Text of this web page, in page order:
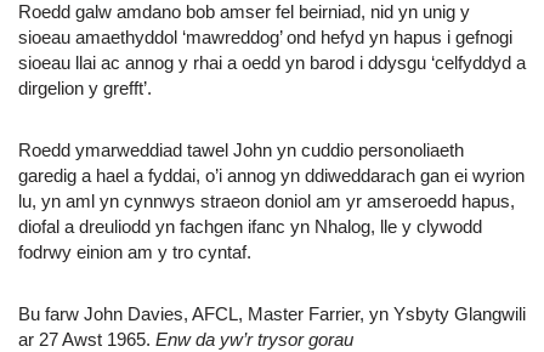
Roedd galw amdano bob amser fel beirniad, nid yn unig y
sioeau amaethyddol ‘mawreddog’ ond hefyd yn hapus i gefnogi
sioeau llai ac annog y rhai a oedd yn barod i ddysgu ‘celfyddyd a
dirgelion y grefft’.
Roedd ymarweddiad tawel John yn cuddio personoliaeth
garedig a hael a fyddai, o’i annog yn ddiweddarach gan ei wyrion
lu, yn aml yn cynnwys straeon doniol am yr amseroedd hapus,
diofal a dreuliodd yn fachgen ifanc yn Nhalog, lle y clywodd
fodrwy einion am y tro cyntaf.
Bu farw John Davies, AFCL, Master Farrier, yn Ysbyty Glangwili
ar 27 Awst 1965. Enw da yw’r trysor gorau